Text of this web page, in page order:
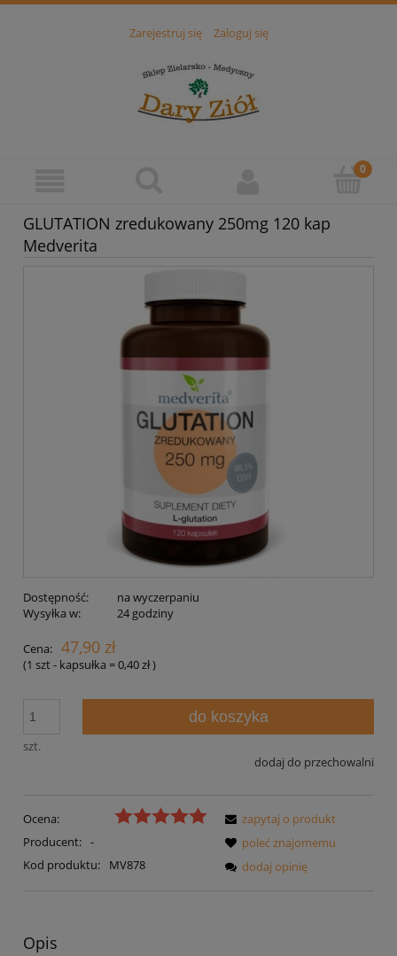
Zarejestruj się Zaloguj się
GLUTATION zredukowany 250mg 120 kap
Medverita
Dostępność:
na wyczerpaniu
Wysyłka w:
24 godziny
Cena: 47,90 zł
(1 szt - kapsułka =0,40 zł)
szt.
do koszyka
dodaj do przechowalni
Ocena:
Producent: -
Kod produktu:
MV878
zapytaj o produkt
poleć znajomemu
dodaj opinię
Opis